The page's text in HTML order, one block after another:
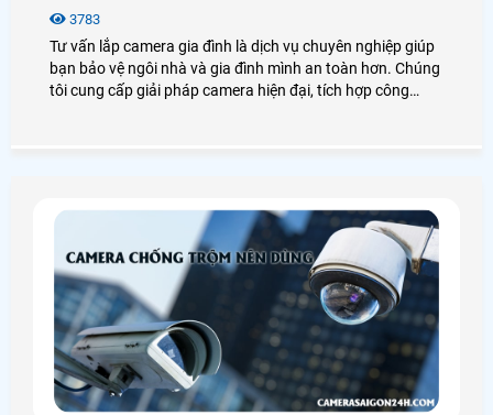
3783
Tư vấn lắp camera gia đình là dịch vụ chuyên nghiệp giúp
bạn bảo vệ ngôi nhà và gia đình mình an toàn hơn. Chúng
tôi cung cấp giải pháp camera hiện đại, tích hợp công